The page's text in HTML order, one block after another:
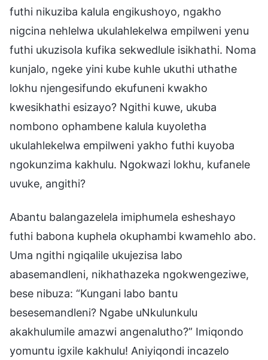
futhi nikuziba kalula engikushoyo, ngakho
nigcina nehlelwa ukulahlekelwa empilweni yenu
futhi ukuzisola kufika sekwedlule isikhathi. Noma
kunjalo, ngeke yini kube kuhle ukuthi uthathe
lokhu njengesifundo ekufuneni kwakho
kwesikhathi esizayo? Ngithi kuwe, ukuba
nombono ophambene kalula kuyoletha
ukulahlekelwa empilweni yakho futhi kuyoba
ngokunzima kakhulu. Ngokwazi lokhu, kufanele
uvuke, angithi?
Abantu balangazelela imiphumela esheshayo
futhi babona kuphela okuphambi kwamehlo abo.
Uma ngithi ngiqalile ukujezisa labo
abasemandleni, nikhathazeka ngokwengeziwe,
bese nibuza: “Kungani labo bantu
besesemandleni? Ngabe uNkulunkulu
akakhulumile amazwi angenalutho?” Imiqondo
yomuntu igxile kakhulu! Aniyiqondi incazelo